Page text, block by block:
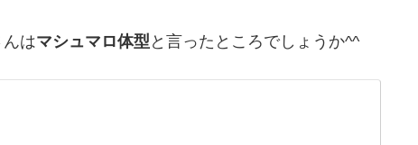
はマシュマロ体型 と言ったところでしょうか^^